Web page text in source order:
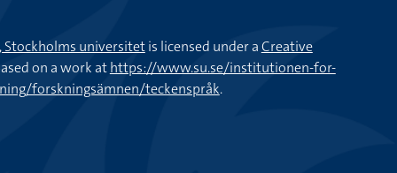
universitetis licensed under aCreative
on a work athttps://www.su.se/institutionen-for-
forskningsämnen/teckenspråk.